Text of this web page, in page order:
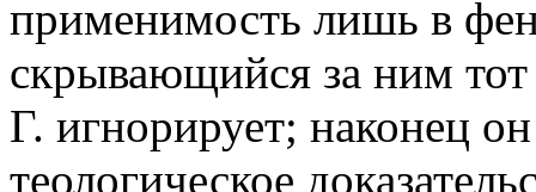
применимость лишь в
скрывающийся за ним
Г. игнорирует; наконец
теологическое